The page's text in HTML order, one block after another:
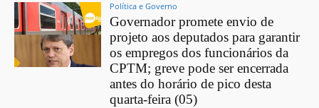
Política e Governo
Governador promete envio de
projeto aos deputados para garantir
os empregos dos funcionários da
CPTM; greve pode ser encerrada
antes do horário de pico desta
quarta-feira (05)